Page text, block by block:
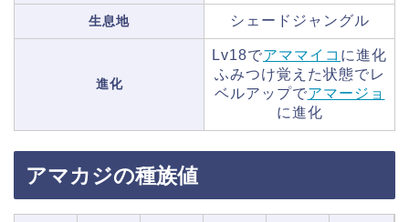
生息地 シェードジャングル
進化
Lv18でアママイコ に進化
ふみつけ覚えた状態でレ
ベルアップでアマージョ
に進化
アマカジの種族値